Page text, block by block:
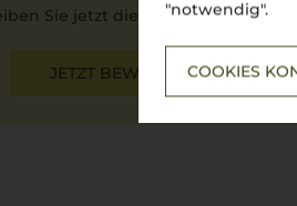
"notwendig".
COOKIES
Sie jetzt die erste Bewertung!
JETZT BEWERTEN